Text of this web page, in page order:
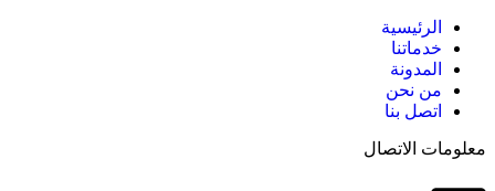
الرئيسية
خدماتنا
المدونة
من نحن
اتصل بنا
معلومات الاتصال